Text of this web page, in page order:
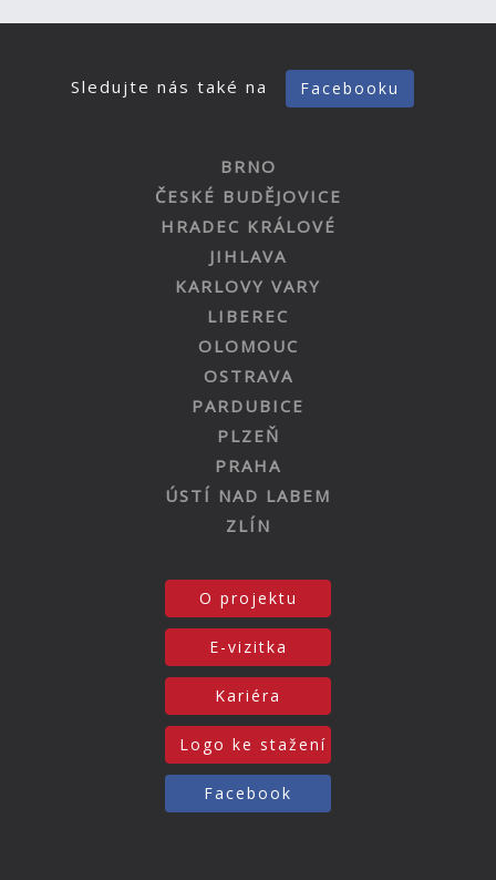
Sledujte nás také na Facebooku
BRNO
ČESKÉ BUDĚJOVICE
HRADEC KRÁLOVÉ
JIHLAVA
KARLOVY VARY
LIBEREC
OLOMOUC
OSTRAVA
PARDUBICE
PLZEŇ
PRAHA
ÚSTÍ NAD LABEM
ZLÍN
O projektu
E-vizitka
Kariéra
Logo ke stažení
Facebook